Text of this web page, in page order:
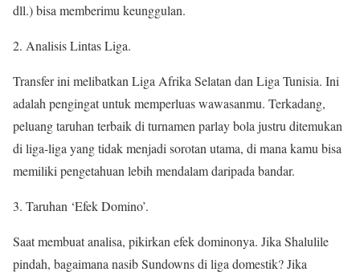
dll.) bisa memberimu keunggulan.
2. Analisis Lintas Liga.
Transfer ini melibatkan Liga Afrika Selatan dan Liga Tunisia. Ini
adalah pengingat untuk memperluas wawasanmu. Terkadang,
peluang taruhan terbaik di turnamen parlay bola justru ditemukan
di liga-liga yang tidak menjadi sorotan utama, di mana kamu bisa
memiliki pengetahuan lebih mendalam daripada bandar.
3. Taruhan ‘Efek Domino’.
Saat membuat analisa, pikirkan efek dominonya. Jika Shalulile
pindah, bagaimana nasib Sundowns di liga domestik? Jika